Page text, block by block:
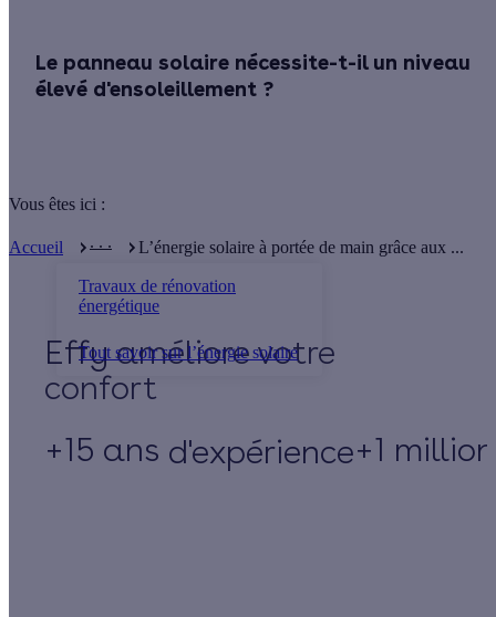
Le panneau solaire nécessite-t-il un niveau
élevé d'ensoleillement ?
Vous êtes ici :
Accueil . . .
Travaux de rénovation
énergétique
Tout savoir sur l’énergie solaire
L’énergie solaire à portée de main grâce aux ...
Effy
+15 ans d'expérience+1